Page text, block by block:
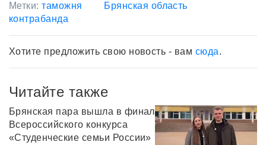
Метки:таможня
Брянская область
контрабанда
Хотите предложить свою новость - вам сюда.
Читайте также
Брянская пара вышла в финал
Всероссийского конкурса
«Студенческие семьи России»